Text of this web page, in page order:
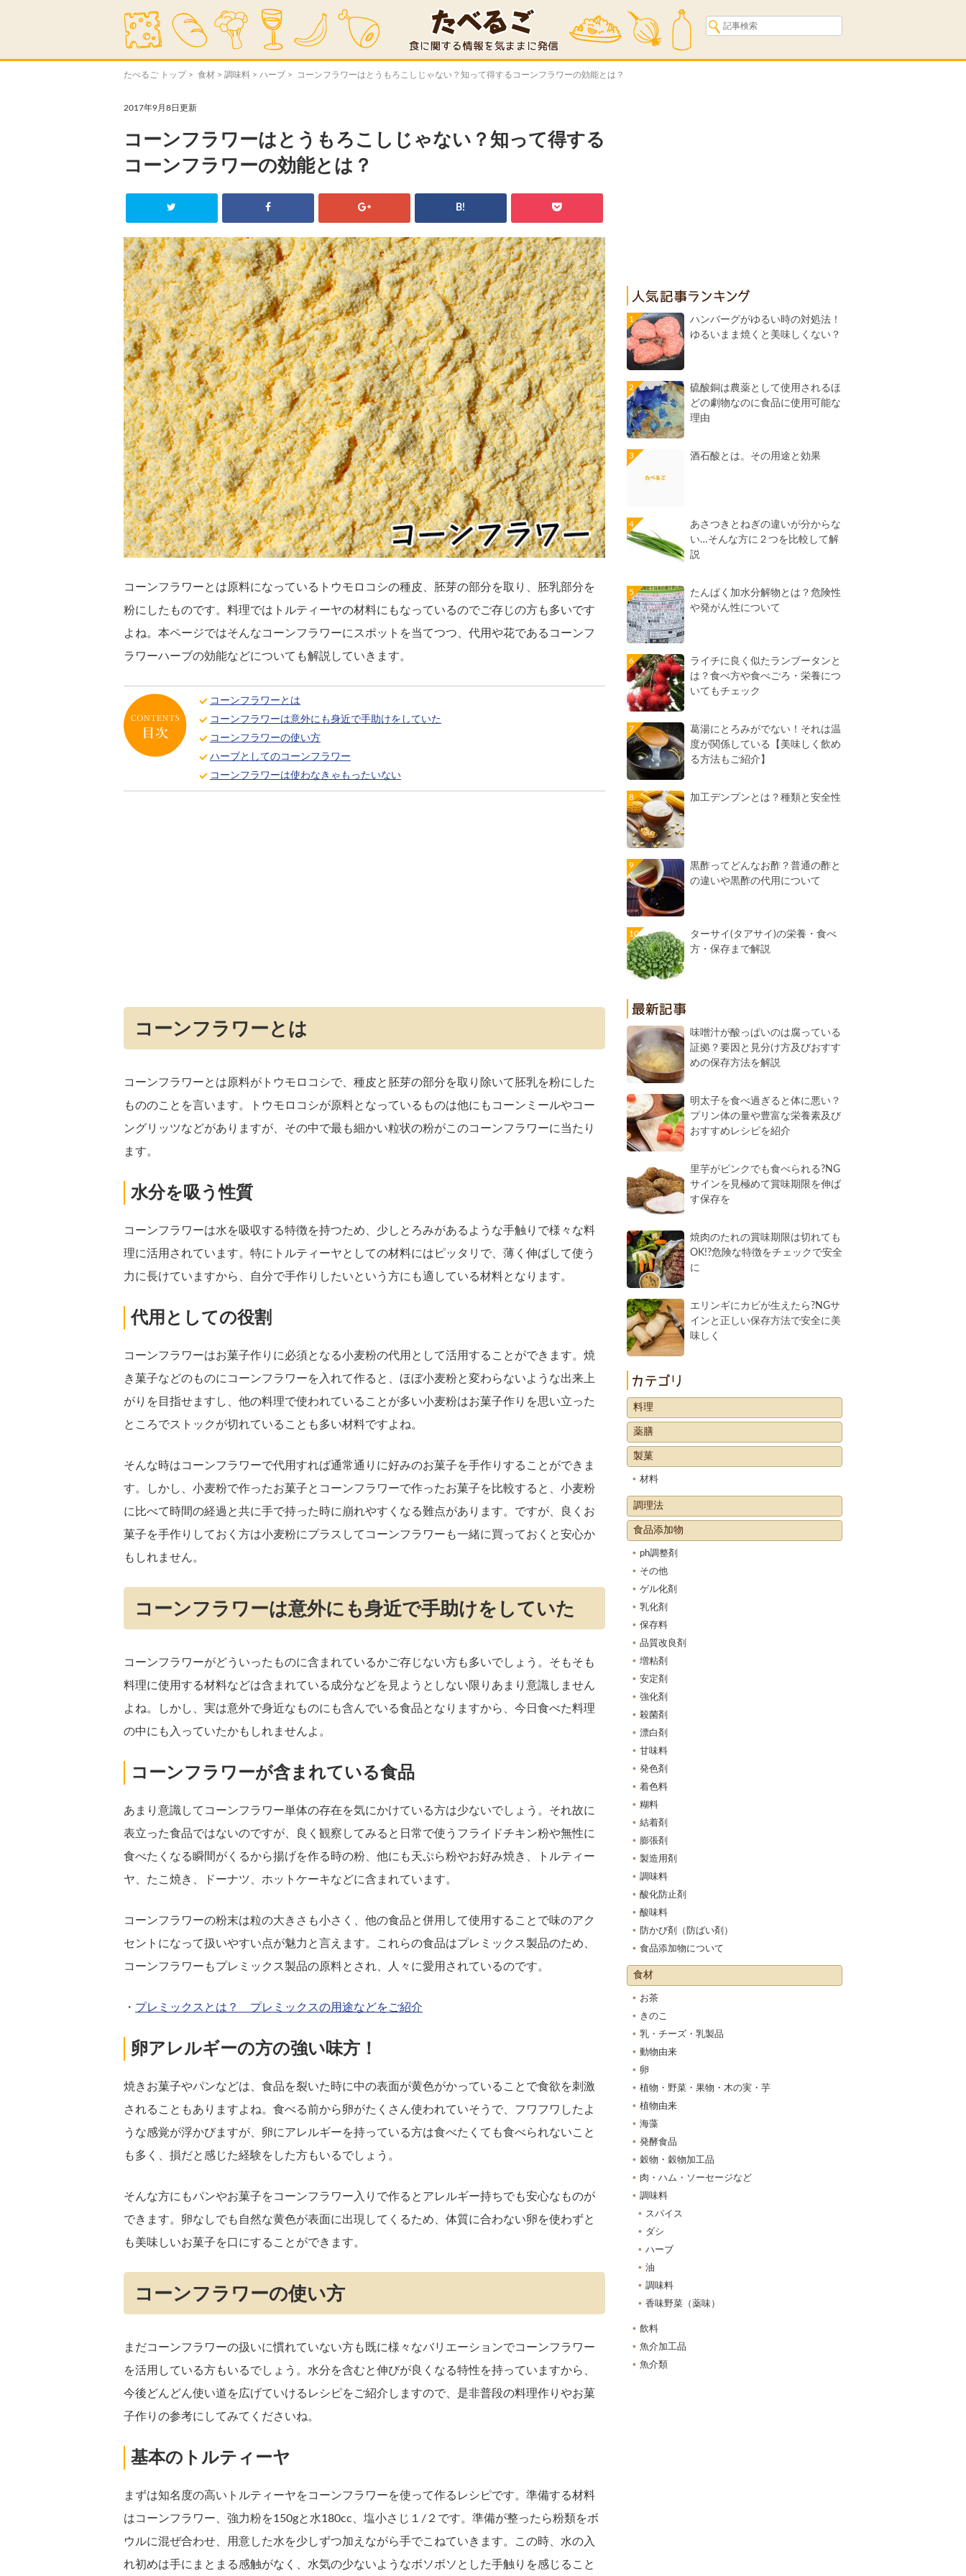
たべるご トップ> 食材 > 調味料 > ハーブ > コーンフラワーはとうもろこしじゃない？知って得するコーンフラワーの効能とは？
2017年9月8日更新
コーンフラワーはとうもろこしじゃない？知って得する
コーンフラワーの効能とは？
B!
コーンフラワーとは原料になっているトウモロコシの種皮、胚芽の部分を取り、胚乳部分を
粉にしたものです。料理ではトルティーヤの材料にもなっているのでご存じの方も多いです
よね。本ページではそんなコーンフラワーにスポットを当てつつ、代用や花であるコーンフ
ラワーハーブの効能などについても解説していきます。
コーンフラワーとは
コーンフラワーは意外にも身近で手助けをしていた
コーンフラワーの使い方
ハーブとしてのコーンフラワー
コーンフラワーは使わなきゃもったいない
コーンフラワーとは
コーンフラワーとは原料がトウモロコシで、種皮と胚芽の部分を取り除いて胚乳を粉にした
もののことを言います。トウモロコシが原料となっているものは他にもコーンミールやコー
ングリッツなどがありますが、その中で最も細かい粒状の粉がこのコーンフラワーに当たり
ます。
水分を吸う性質
コーンフラワーは水を吸収する特徴を持つため、少しとろみがあるような手触りで様々な料
理に活用されています。特にトルティーヤとしての材料にはピッタリで、薄く伸ばして使う
力に長けていますから、自分で手作りしたいという方にも適している材料となります。
代用としての役割
コーンフラワーはお菓子作りに必須となる小麦粉の代用として活用することができます。焼
き菓子などのものにコーンフラワーを入れて作ると、ほぼ小麦粉と変わらないような出来上
がりを目指せますし、他の料理で使われていることが多い小麦粉はお菓子作りを思い立った
ところでストックが切れていることも多い材料ですよね。
そんな時はコーンフラワーで代用すれば通常通りに好みのお菓子を手作りすることができま
す。しかし、小麦粉で作ったお菓子とコーンフラワーで作ったお菓子を比較すると、小麦粉
に比べて時間の経過と共に手で持った時に崩れやすくなる難点があります。ですが、良くお
菓子を手作りしておく方は小麦粉にプラスしてコーンフラワーも一緒に買っておくと安心か
もしれません。
コーンフラワーは意外にも身近で手助けをしていた
コーンフラワーがどういったものに含まれているかご存じない方も多いでしょう。そもそも
料理に使用する材料などは含まれている成分などを見ようとしない限りあまり意識しません
よね。しかし、実は意外で身近なものにも含んでいる食品となりますから、今日食べた料理
の中にも入っていたかもしれませんよ。
コーンフラワーが含まれている食品
あまり意識してコーンフラワー単体の存在を気にかけている方は少ないでしょう。それ故に
表立った食品ではないのですが、良く観察してみると日常で使うフライドチキン粉や無性に
食べたくなる瞬間がくるから揚げを作る時の粉、他にも天ぷら粉やお好み焼き、トルティー
ヤ、たこ焼き、ドーナツ、ホットケーキなどに含まれています。
コーンフラワーの粉末は粒の大きさも小さく、他の食品と併用して使用することで味のアク
セントになって扱いやすい点が魅力と言えます。これらの食品はプレミックス製品のため、
コーンフラワーもプレミックス製品の原料とされ、人々に愛用されているのです。
・ プレミックスとは？ プレミックスの用途などをご紹介
卵アレルギーの方の強い味方！
焼きお菓子やパンなどは、食品を裂いた時に中の表面が黄色がかっていることで食欲を刺激
されることもありますよね。食べる前から卵がたくさん使われていそうで、フワフワしたよ
うな感覚が浮かびますが、卵にアレルギーを持っている方は食べたくても食べられないこと
も多く、損だと感じた経験をした方もいるでしょう。
そんな方にもパンやお菓子をコーンフラワー入りで作るとアレルギー持ちでも安心なものが
できます。卵なしでも自然な黄色が表面に出現してくるため、体質に合わない卵を使わずと
も美味しいお菓子を口にすることができます。
コーンフラワーの使い方
まだコーンフラワーの扱いに慣れていない方も既に様々なバリエーションでコーンフラワー
を活用している方もいるでしょう。水分を含むと伸びが良くなる特性を持っていますから、
今後どんどん使い道を広げていけるレシピをご紹介しますので、是非普段の料理作りやお菓
子作りの参考にしてみてくださいね。
基本のトルティーヤ
まずは知名度の高いトルティーヤをコーンフラワーを使って作るレシピです。準備する材料
はコーンフラワー、強力粉を150gと水180cc、塩小さじ１/２です。準備が整ったら粉類をボ
ウルに混ぜ合わせ、用意した水を少しずつ加えながら手でこねていきます。この時、水の入
れ初めは手にまとまる感触がなく、水気の少ないようなボソボソとした手触りを感じること
ハンバーグがゆるい時の対処法！
ゆるいまま焼くと美味しくない？
硫酸銅は農薬として使用されるほ
どの劇物なのに食品に使用可能な
理由
酒石酸とは。その用途と効果
あさつきとねぎの違いが分からな
い…そんな方に２つを比較して解
説
たんぱく加水分解物とは？危険性
や発がん性について
ライチに良く似たランブータンと
は？食べ方や食べごろ・栄養につ
いてもチェック
葛湯にとろみがでない！それは温
度が関係している【美味しく飲め
る方法もご紹介】
加工デンプンとは？種類と安全性
黒酢ってどんなお酢？普通の酢と
の違いや黒酢の代用について
ターサイ(タアサイ)の栄養・食べ
方・保存まで解説
味噌汁が酸っぱいのは腐っている
証拠？要因と見分け方及びおすす
めの保存方法を解説
明太子を食べ過ぎると体に悪い？
プリン体の量や豊富な栄養素及び
おすすめレシピを紹介
里芋がピンクでも食べられる?NG
サインを見極めて賞味期限を伸ば
す保存を
焼肉のたれの賞味期限は切れても
OK!?危険な特徴をチェックで安全
に
エリンギにカビが生えたら?NGサ
インと正しい保存方法で安全に美
味しく
料理
薬膳
製菓
材料
調理法
食品添加物
ph調整剤
その他
ゲル化剤
乳化剤
保存料
品質改良剤
増粘剤
安定剤
強化剤
殺菌剤
漂白剤
甘味料
発色剤
着色料
糊料
結着剤
膨張剤
製造用剤
調味料
酸化防止剤
酸味料
防かび剤（防ばい剤）
食品添加物について
食材
お茶
きのこ
乳・チーズ・乳製品
動物由来
卵
植物・野菜・果物・木の実・芋
植物由来
海藻
発酵食品
穀物・穀物加工品
肉・ハム・ソーセージなど
調味料
スパイス
ダシ
ハーブ
油
調味料
香味野菜（薬味）
飲料
魚介加工品
魚介類